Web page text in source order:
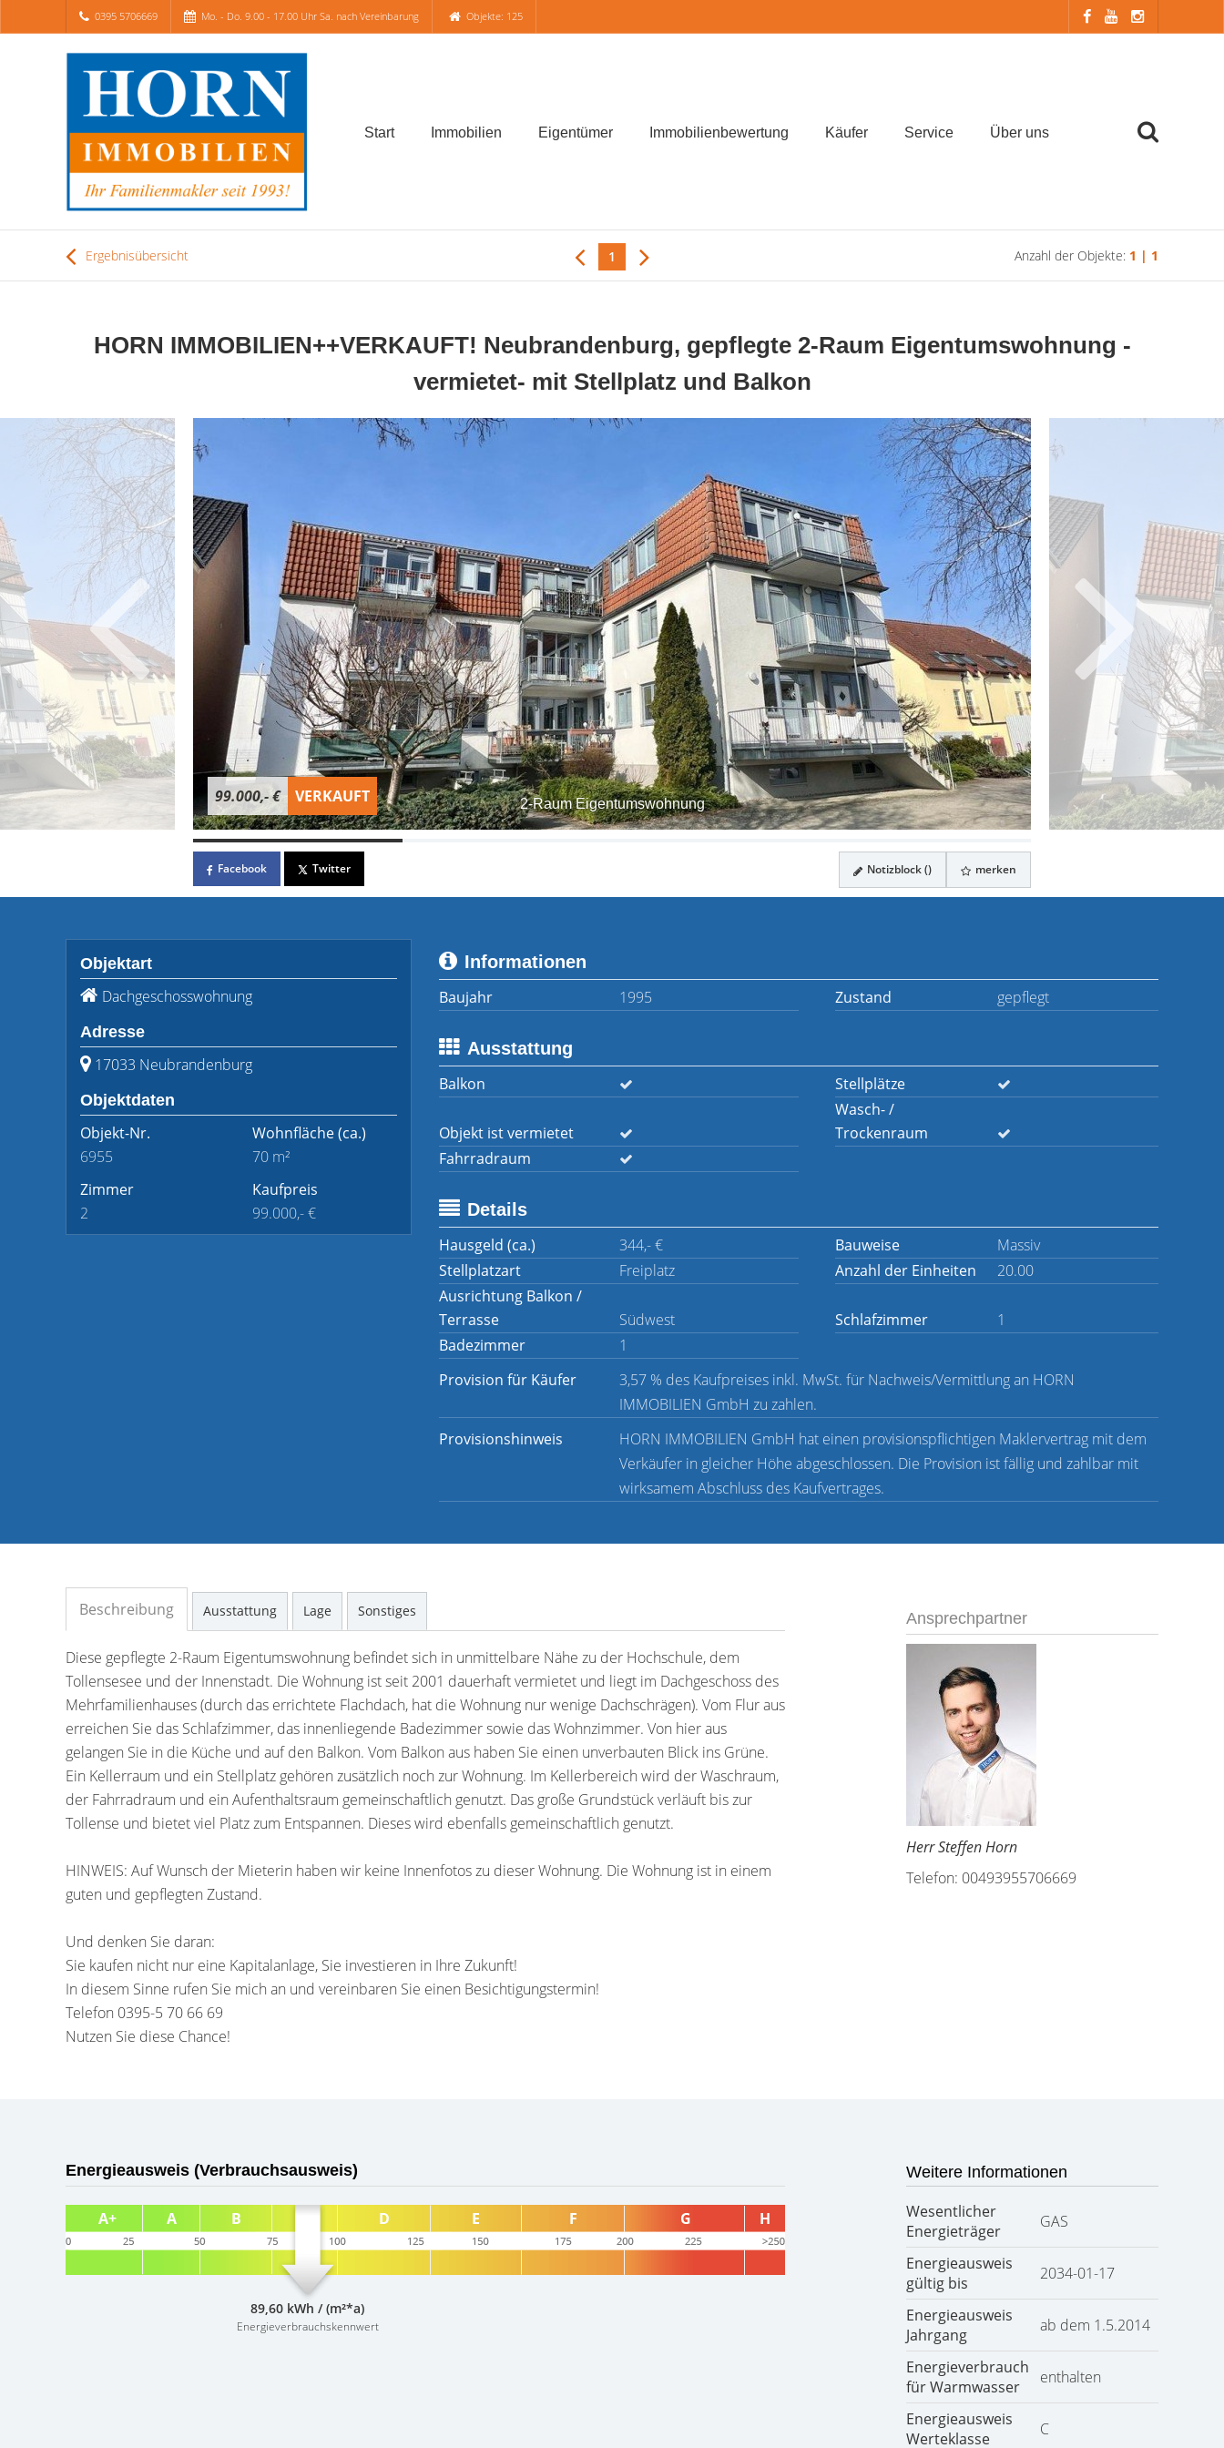
0395 5706669 Mo. - Do. 9.00 - 17.00 Uhr Sa. nach Vereinbarung Objekte: 125
Start Immobilien Eigentümer Immobilienbewertung Käufer Service Über uns
Ergebnisübersicht 1 Anzahl der Objekte: 1 | 1
HORN IMMOBILIEN++VERKAUFT! Neubrandenburg, gepflegte 2-Raum Eigentumswohnung -
vermietet- mit Stellplatz und Balkon
2-Raum Eigentumswohnung
99.000,- € VERKAUFT
Facebook Twitter Notizblock () merken
Objektart
Dachgeschosswohnung
Adresse
17033 Neubrandenburg
Objektdaten
Objekt-Nr.
6955
Wohnfläche(ca.)
70 m²
Zimmer
2
Kaufpreis
99.000,- €
Informationen
Baujahr
1995 Zustand gepflegt
Ausstattung
Balkon
Stellplätze
Objekt ist vermietet
Wasch- /
Trockenraum
Fahrradraum
Details
Hausgeld (ca.)
344,- € Bauweise
Massiv
Stellplatzart
Freiplatz Anzahl der Einheiten
20.00
Ausrichtung Balkon /
Terrasse
Südwest Schlafzimmer
1
Badezimmer
1
Provision für Käufer
3,57 % des Kaufpreises inkl. MwSt. für Nachweis/Vermittlung an HORN
IMMOBILIEN GmbH zu zahlen.
Provisionshinweis
HORN IMMOBILIEN GmbH hat einen provisionspflichtigen Maklervertrag mit dem
Verkäufer in gleicher Höhe abgeschlossen. Die Provision ist fällig und zahlbar mit
wirksamem Abschluss des Kaufvertrages.
Beschreibung Ausstattung Lage Sonstiges
Diese gepflegte 2-Raum Eigentumswohnung befindet sich in unmittelbare Nähe zu der Hochschule, dem
Tollensesee und der Innenstadt. Die Wohnung ist seit 2001 dauerhaft vermietet und liegt im Dachgeschoss des
Mehrfamilienhauses (durch das errichtete Flachdach, hat die Wohnung nur wenige Dachschrägen). Vom Flur aus
erreichen Sie das Schlafzimmer, das innenliegende Badezimmer sowie das Wohnzimmer. Von hier aus
gelangen Sie in die Küche und auf den Balkon. Vom Balkon aus haben Sie einen unverbauten Blick ins Grüne.
Ein Kellerraum und ein Stellplatz gehören zusätzlich noch zur Wohnung. Im Kellerbereich wird der Waschraum,
der Fahrradraum und ein Aufenthaltsraum gemeinschaftlich genutzt. Das große Grundstück verläuft bis zur
Tollense und bietet viel Platz zum Entspannen. Dieses wird ebenfalls gemeinschaftlich genutzt.
HINWEIS: Auf Wunsch der Mieterin haben wir keine Innenfotos zu dieser Wohnung. Die Wohnung ist in einem
guten und gepflegten Zustand.
Und denken Sie daran:
Sie kaufen nicht nur eine Kapitalanlage, Sie investieren in Ihre Zukunft!
In diesem Sinne rufen Sie mich an und vereinbaren Sie einen Besichtigungstermin!
Telefon 0395-5 70 66 69
Nutzen Sie diese Chance!
Ansprechpartner
Herr Steffen Horn
Telefon: 00493955706669
Energieausweis (Verbrauchsausweis)
89,60 kWh / (m²*a)
Energieverbrauchskennwert
Weitere Informationen
Wesentlicher
Energieträger
GAS
Energieausweis
gültig bis
2034-01-17
Energieausweis
Jahrgang
ab dem 1.5.2014
Energieverbrauch
für Warmwasser
enthalten
Energieausweis
Werteklasse
C